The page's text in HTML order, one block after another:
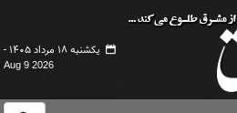
یکشنبه ۱۸ مرداد ۱۴۰۵ -
Aug 9 2026